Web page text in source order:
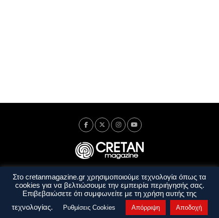
Ταυτότητα Πολιτική Απορρήτου
Όροι Χρήσης
Όροι και Προϋποθέσεις
Στο cretanmagazine.gr χρησιμοποιούμε τεχνολογία όπως τα
cookies για να βελτιώσουμε την εμπειρία περιήγησής σας.
Επιβεβαιώσετε ότι συμφωνείτε με τη χρήση αυτής της
τεχνολογίας.
Ρυθμίσεις Cookies Απόρριψη Αποδοχή